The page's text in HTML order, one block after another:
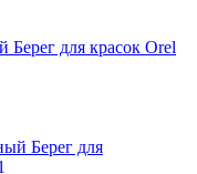
Берег для красок Orel